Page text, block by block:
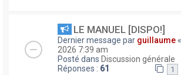
LE MANUEL [DISPO!]
Dernier message par guillaume «
2026 7:39 am
Posté dans Discussion générale
Réponses : 61 1